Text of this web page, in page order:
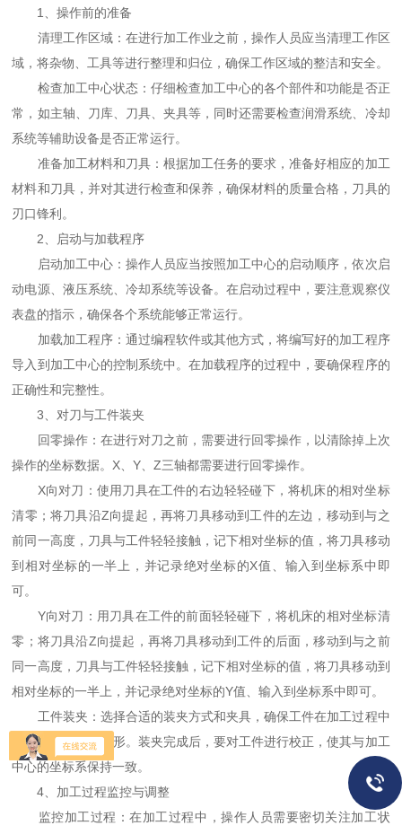
1、操作前的准备
清理工作区域：在进行加工作业之前，操作人员应当清理工作区
域，将杂物、工具等进行整理和归位，确保工作区域的整洁和安全。
检查加工中心状态：仔细检查加工中心的各个部件和功能是否正
常，如主轴、刀库、刀具、夹具等，同时还需要检查润滑系统、冷却
系统等辅助设备是否正常运行。
准备加工材料和刀具：根据加工任务的要求，准备好相应的加工
材料和刀具，并对其进行检查和保养，确保材料的质量合格，刀具的
刃口锋利。
2、启动与加载程序
启动加工中心：操作人员应当按照加工中心的启动顺序，依次启
动电源、液压系统、冷却系统等设备。在启动过程中，要注意观察仪
表盘的指示，确保各个系统能够正常运行。
加载加工程序：通过编程软件或其他方式，将编写好的加工程序
导入到加工中心的控制系统中。在加载程序的过程中，要确保程序的
正确性和完整性。
3、对刀与工件装夹
回零操作：在进行对刀之前，需要进行回零操作，以清除掉上次
操作的坐标数据。X、Y、Z三轴都需要进行回零操作。
X向对刀：使用刀具在工件的右边轻轻碰下，将机床的相对坐标
清零；将刀具沿Z向提起，再将刀具移动到工件的左边，移动到与之
前同一高度，刀具与工件轻轻接触，记下相对坐标的值，将刀具移动
到相对坐标的一半上，并记录绝对坐标的X值、输入到坐标系中即
可。
Y向对刀：用刀具在工件的前面轻轻碰下，将机床的相对坐标清
零；将刀具沿Z向提起，再将刀具移动到工件的后面，移动到与之前
同一高度，刀具与工件轻轻接触，记下相对坐标的值，将刀具移动到
相对坐标的一半上，并记录绝对坐标的Y值、输入到坐标系中即可。
工件装夹：选择合适的装夹方式和夹具，确保工件在加工过程中
不会发生松动或变形。装夹完成后，要对工件进行校正，使其与加工
中心的坐标系保持一致。
4、加工过程监控与调整
监控加工过程：在加工过程中，操作人员需要密切关注加工状